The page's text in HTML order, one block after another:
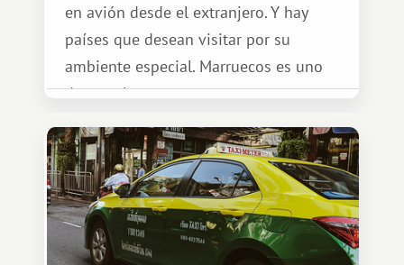
en avión desde el extranjero. Y hay
países que desean visitar por su
ambiente especial. Marruecos es uno
de esos lugares.